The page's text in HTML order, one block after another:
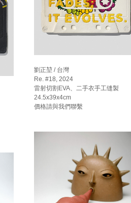
劉正堃 / 台灣
Re. #18, 2024
雷射切割EVA、二手衣手工缝製
24.5x39x4cm
價格請與我們聯繫